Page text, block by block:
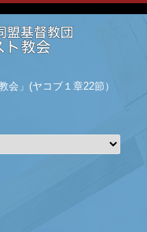
会」(ヤコブ１章22節）